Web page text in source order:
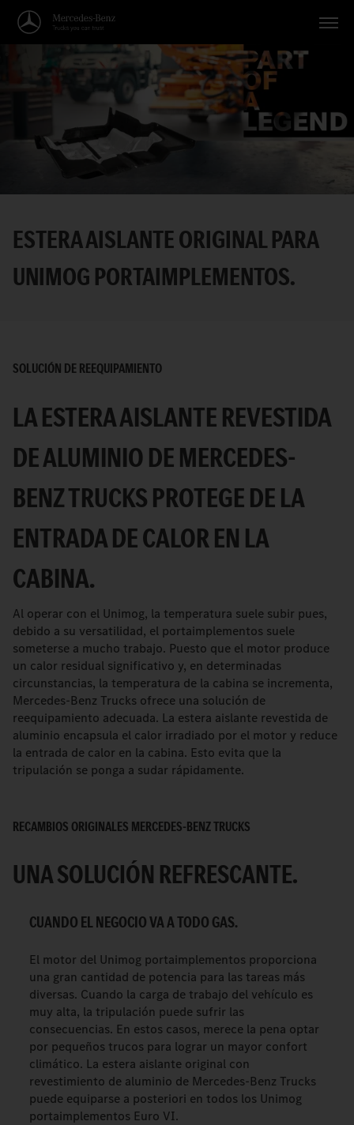
Vehículos
Aplicaciones
Temas
Español
ESTERA AISLANTE ORIGINAL PARA
UNIMOG PORTAIMPLEMENTOS.
SOLUCIÓN DE REEQUIPAMIENTO
LA ESTERA AISLANTE REVESTIDA
DE ALUMINIO DE MERCEDES-
BENZ TRUCKS PROTEGE DE LA
ENTRADA DE CALOR EN LA
CABINA.
Al operar con el Unimog, la temperatura suele subir pues,
debido a su versatilidad, el portaimplementos suele
someterse a mucho trabajo. Puesto que el motor produce
un calor residual significativo y, en determinadas
circunstancias, la temperatura de la cabina se incrementa,
Mercedes-Benz Trucks ofrece una solución de
reequipamiento adecuada. La estera aislante revestida de
aluminio encapsula el calor irradiado por el motor y reduce
la entrada de calor en la cabina. Esto evita que la
tripulación se ponga a sudar rápidamente.
RECAMBIOS ORIGINALES MERCEDES-BENZ TRUCKS
UNA SOLUCIÓN REFRESCANTE.
CUANDO EL NEGOCIO VA A TODO GAS.
El motor del Unimog portaimplementos proporciona
una gran cantidad de potencia para las tareas más
diversas. Cuando la carga de trabajo del vehículo es
muy alta, la tripulación puede sufrir las
consecuencias. En estos casos, merece la pena optar
por pequeños trucos para lograr un mayor confort
climático. La estera aislante original con
revestimiento de aluminio de Mercedes-Benz Trucks
puede equiparse a posteriori en todos los Unimog
portaimplementos Euro VI.